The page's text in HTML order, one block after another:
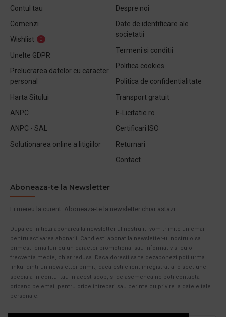
Contul tau
Comenzi
Wishlist
0
Unelte GDPR
Prelucrarea datelor cu caracter
personal
Harta Sitului
ANPC
ANPC - SAL
Solutionarea online a litigiilor
Despre noi
Date de identificare ale
societatii
Termeni si conditii
Politica cookies
Politica de confidentialitate
Transport gratuit
E-Licitatie.ro
Certificari ISO
Returnari
Contact
Aboneaza-te la Newsletter
Fi mereu la curent. Aboneaza-te la newsletter chiar astazi.
Dupa ce initiezi abonarea la newsletter-ul nostru iti vom trimite un email
pentru activarea abonarii. Cand esti abonat la newsletter-ul nostru o sa
primesti emailuri cu un caracter promotional sau informativ si cu o
frecventa medie, chiar redusa. Daca doresti sa te dezabonezi poti urma
linkul dintr-un newsletter primit, daca esti client inregistrat ai o sectiune
speciala in contul tau in acest scop, si de asemenea ne poti contacta
oricand pe email pentru orice intrebari sau cerinte cu privire la datele tale
personale.